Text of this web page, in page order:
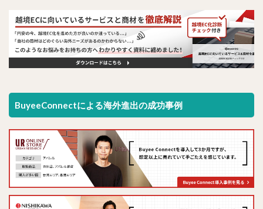
BuyeeConnectによる海外進出の成功事例